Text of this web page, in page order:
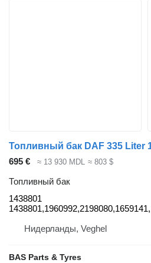
695 € ≈ 13 930 MDL ≈ 803 $
Топливный бак
1438801
Нидерланды, Veghel
BAS Parts & Tyres